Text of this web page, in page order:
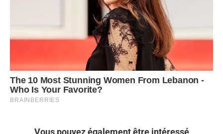
Vous pouvez également être intéressé